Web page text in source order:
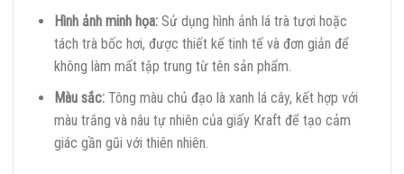
Hình ảnh minh họa:Sử dụng hình ảnh lá trà tươi hoặc
tách trà bốc hơi, được thiết kế tinh tế và đơn giản để
không làm mất tập trung từ tên sản phẩm.
Màu sắc:Tông màu chủ đạo là xanh lá cây, kết hợp với
màu trắng và nâu tự nhiên của giấy Kraft để tạo cảm
giác gần gũi với thiên nhiên.